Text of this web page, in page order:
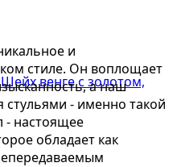
и
стиле. Он воплощает
а наш
стульями - именно такой
- настоящее
обладает как